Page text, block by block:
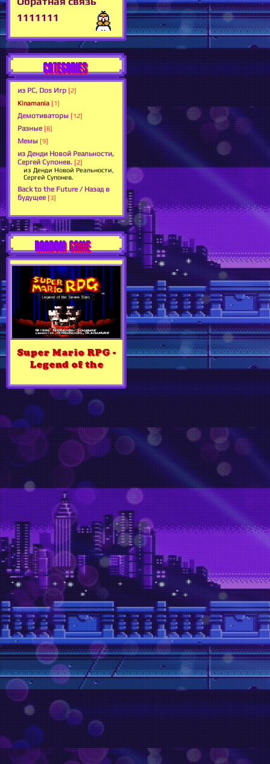
1111111
CATEGORIES
из PC, Dos Игр [2]
Kinamania [1]
Демотиваторы [12]
Разные [8]
Мемы [9]
из Денди Новой Реальности,
Сергей Супонев. [2]
из Денди Новой Реальности,
Сергей Супонев.
Back to the Future / Назад в
будущее [3]
RANDOM GAME
Super Mario RPG -
Legend of the